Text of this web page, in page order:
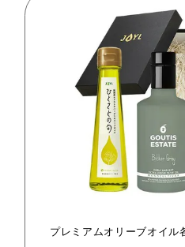
プレミアムオリーブオイル